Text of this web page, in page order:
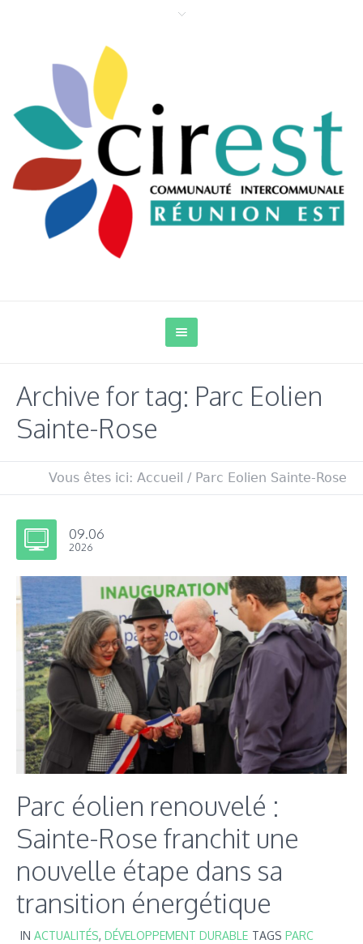
Archive for tag: Parc Eolien
Sainte-Rose
Vous êtes ici: Accueil / Parc Eolien Sainte-Rose
09.06
2026
Parc éolien renouvelé :
Sainte-Rose franchit une
nouvelle étape dans sa
transition énergétique
IN ACTUALITÉS, DÉVELOPPEMENT DURABLE TAGS PARC